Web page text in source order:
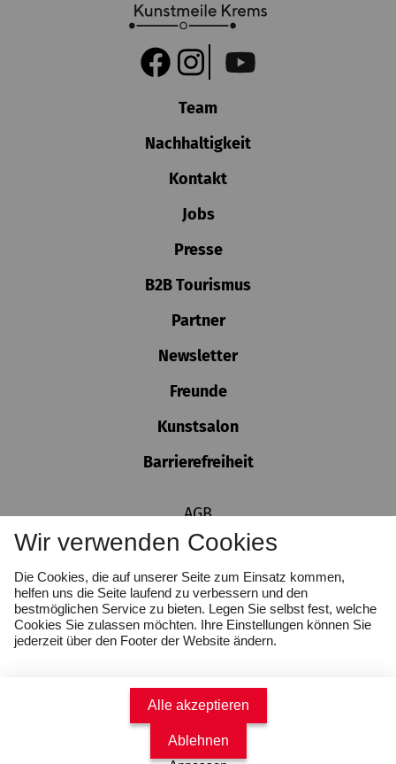
Wir verwenden Cookies
Die Cookies, die auf unserer Seite zum Einsatz kommen,
helfen uns die Seite laufend zu verbessern und den
bestmöglichen Service zu bieten. Legen Sie selbst fest, welche
Cookies Sie zulassen möchten. Ihre Einstellungen können Sie
jederzeit über den Footer der Website ändern.
Alle akzeptieren
Ablehnen
Team
Nachhaltigkeit
Kontakt
Jobs
Presse
B2B Tourismus
Partner
Newsletter
Freunde
Kunstsalon
Barrierefreiheit
AGB
Impressum
Cookie-Einstellungen
Hinweisgeber:innen